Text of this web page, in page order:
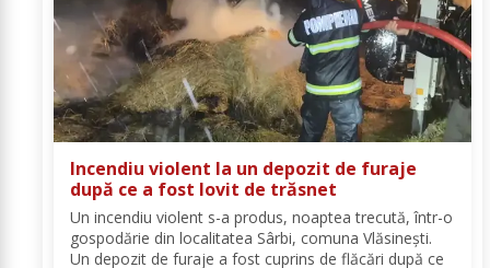
Incendiu violent la un depozit de furaje
după ce a fost lovit de trăsnet
Un incendiu violent s-a produs, noaptea trecută, într-o
gospodărie din localitatea Sârbi, comuna Vlăsinești.
Un depozit de furaje a fost cuprins de flăcări după ce